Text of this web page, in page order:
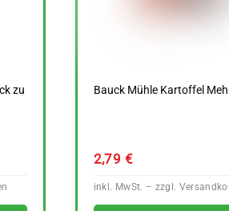
zu
Bauck Mühle Kartoffel
2,79 €